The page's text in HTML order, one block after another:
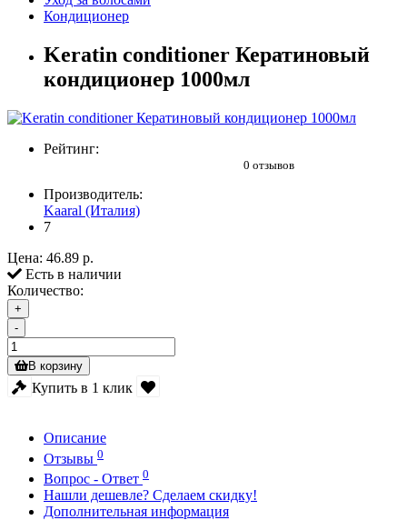
Кондиционер
Keratin conditioner Кератиновый
кондиционер 1000мл
Рейтинг:
0 отзывов
Производитель:
Kaaral (Италия)
7
Цена: 46.89 р.
Есть в наличии
Количество:
+
-
В корзину
Купить в 1 клик
Описание
Отзывы 0
Вопрос - Ответ 0
Нашли дешевле? Сделаем скидку!
Дополнительная информация